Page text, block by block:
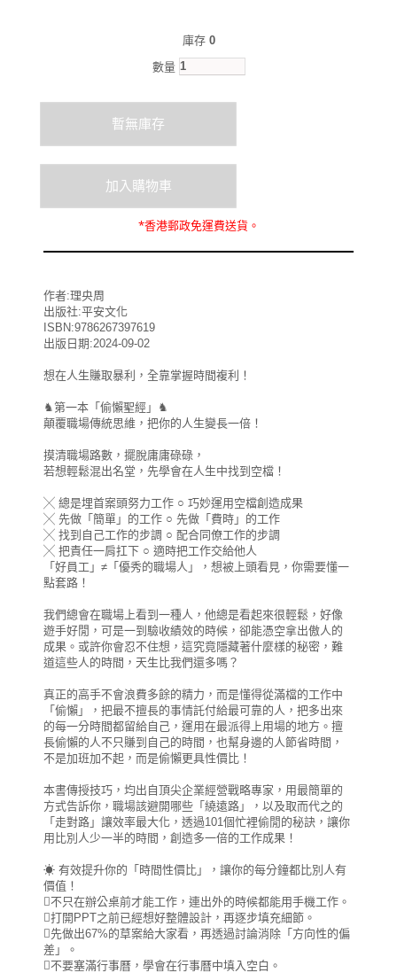
庫存 0
數量
*香港郵政免運費送貨。
作者:理央周
出版社:平安文化
ISBN:9786267397619
出版日期:2024-09-02
想在人生賺取暴利，全靠掌握時間複利！
♞第一本「偷懶聖經」♞
顛覆職場傳統思維，把你的人生變長一倍！
摸清職場路數，擺脫庸庸碌碌，
若想輕鬆混出名堂，先學會在人生中找到空檔！
╳ 總是埋首案頭努力工作 ○ 巧妙運用空檔創造成果
╳ 先做「簡單」的工作 ○ 先做「費時」的工作
╳ 找到自己工作的步調 ○ 配合同僚工作的步調
╳ 把責任一肩扛下 ○ 適時把工作交給他人
「好員工」≠「優秀的職場人」，想被上頭看見，你需要懂一
點套路！
我們總會在職場上看到一種人，他總是看起來很輕鬆，好像
遊手好閒，可是一到驗收績效的時候，卻能憑空拿出傲人的
成果。或許你會忍不住想，這究竟隱藏著什麼樣的秘密，難
道這些人的時間，天生比我們還多嗎？
真正的高手不會浪費多餘的精力，而是懂得從滿檔的工作中
「偷懶」，把最不擅長的事情託付給最可靠的人，把多出來
的每一分時間都留給自己，運用在最派得上用場的地方。擅
長偷懶的人不只賺到自己的時間，也幫身邊的人節省時間，
不是加班加不起，而是偷懶更具性價比！
本書傳授技巧，均出自頂尖企業經營戰略專家，用最簡單的
方式告訴你，職場該避開哪些「繞遠路」，以及取而代之的
「走對路」讓效率最大化，透過101個忙裡偷閒的秘訣，讓你
用比別人少一半的時間，創造多一倍的工作成果！
☀ 有效提升你的「時間性價比」，讓你的每分鐘都比別人有
價值！
不只在辦公桌前才能工作，連出外的時候都能用手機工作。
打開PPT之前已經想好整體設計，再逐步填充細節。
先做出67%的草案給大家看，再透過討論消除「方向性的偏
差」。
不要塞滿行事曆，學會在行事曆中填入空白。